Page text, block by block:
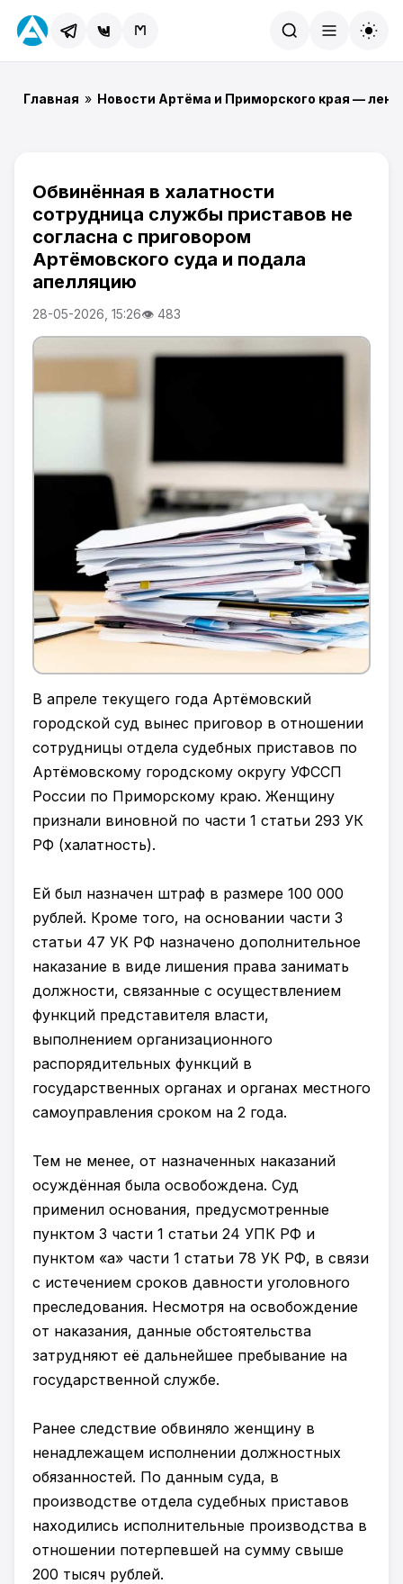
Главная » Новости Артёма и Приморского края —
Обвинённая в халатности
сотрудница службы приставов не
согласна с приговором
Артёмовского суда и подала
апелляцию
28-05-2026, 15:26👁 483
В апреле текущего года Артёмовский
городской суд вынес приговор в отношении
сотрудницы отдела судебных приставов по
Артёмовскому городскому округу УФССП
России по Приморскому краю. Женщину
признали виновной по части 1 статьи 293 УК
РФ (халатность).
Ей был назначен штраф в размере 100 000
рублей. Кроме того, на основании части 3
статьи 47 УК РФ назначено дополнительное
наказание в виде лишения права занимать
должности, связанные с осуществлением
функций представителя власти,
выполнением организационного
распорядительных функций в
государственных органах и органах местного
самоуправления сроком на 2 года.
Тем не менее, от назначенных наказаний
осуждённая была освобождена. Суд
применил основания, предусмотренные
пунктом 3 части 1 статьи 24 УПК РФ и
пунктом «а» части 1 статьи 78 УК РФ, в связи
с истечением сроков давности уголовного
преследования. Несмотря на освобождение
от наказания, данные обстоятельства
затрудняют её дальнейшее пребывание на
государственной службе.
Ранее следствие обвиняло женщину в
ненадлежащем исполнении должностных
обязанностей. По данным суда, в
производстве отдела судебных приставов
находились исполнительные производства в
отношении потерпевшей на сумму свыше
200 тысяч рублей.